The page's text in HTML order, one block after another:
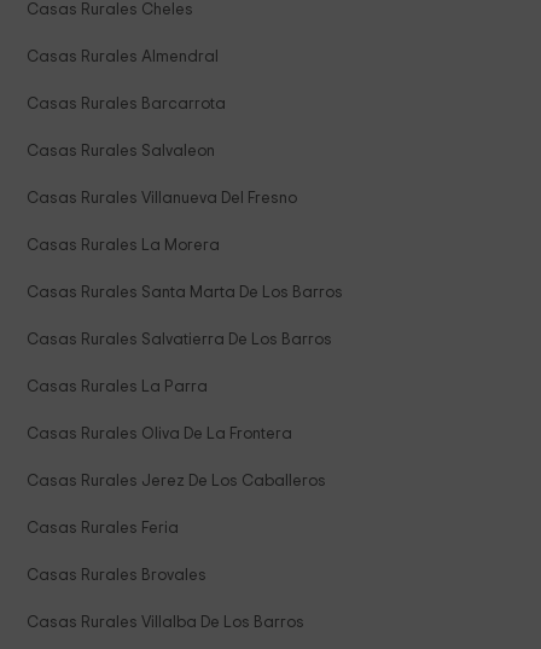
Casas Rurales Cheles
Casas Rurales Almendral
Casas Rurales Barcarrota
Casas Rurales Salvaleon
Casas Rurales Villanueva Del Fresno
Casas Rurales La Morera
Casas Rurales Santa Marta De Los Barros
Casas Rurales Salvatierra De Los Barros
Casas Rurales La Parra
Casas Rurales Oliva De La Frontera
Casas Rurales Jerez De Los Caballeros
Casas Rurales Feria
Casas Rurales Brovales
Casas Rurales Villalba De Los Barros